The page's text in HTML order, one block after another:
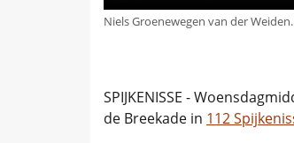
Niels Groenewegen van der Weiden.
SPIJKENISSE -
de Breekade in 112